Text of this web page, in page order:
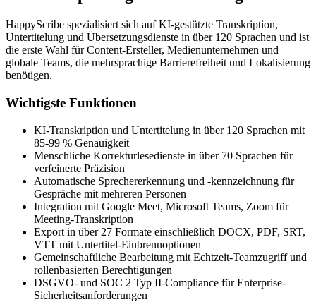
HappyScribe spezialisiert sich auf KI-gestützte Transkription,
Untertitelung und Übersetzungsdienste in über 120 Sprachen und ist
die erste Wahl für Content-Ersteller, Medienunternehmen und
globale Teams, die mehrsprachige Barrierefreiheit und Lokalisierung
benötigen.
Wichtigste Funktionen
KI-Transkription und Untertitelung in über 120 Sprachen mit
85-99 % Genauigkeit
Menschliche Korrekturlesedienste in über 70 Sprachen für
verfeinerte Präzision
Automatische Sprechererkennung und -kennzeichnung für
Gespräche mit mehreren Personen
Integration mit Google Meet, Microsoft Teams, Zoom für
Meeting-Transkription
Export in über 27 Formate einschließlich DOCX, PDF, SRT,
VTT mit Untertitel-Einbrennoptionen
Gemeinschaftliche Bearbeitung mit Echtzeit-Teamzugriff und
rollenbasierten Berechtigungen
DSGVO- und SOC 2 Typ II-Compliance für Enterprise-
Sicherheitsanforderungen